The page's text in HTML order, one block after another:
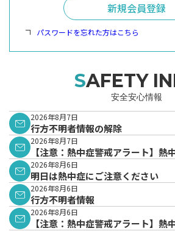
新規会員登録
パスワードを忘れた方はこちら
SAFETY
安全安心情報
2026年8月7日
行方不明者情報の解除
2026年8月7日
【注意：熱中症警戒アラート】熱
表されています。
2026年8月6日
明日は熱中症にご注意ください
2026年8月6日
行方不明者情報
2026年8月6日
【注意：熱中症警戒アラート】熱